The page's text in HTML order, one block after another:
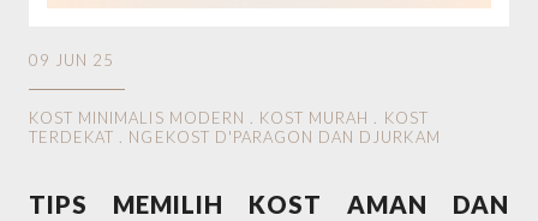
09 JUN 25
KOST MINIMALIS MODERN KOST MURAH
KOST
TERDEKAT
NGEKOST D'PARAGON DAN DJURKAM
TIPS MEMILIH KOST AMAN DAN